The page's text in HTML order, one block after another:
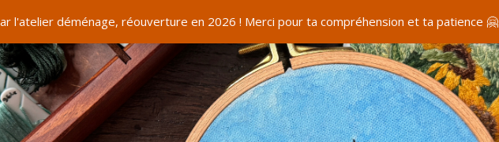
l'atelier déménage, réouverture en 2026 ! Merci pour ta compréhension et ta patience 🤗